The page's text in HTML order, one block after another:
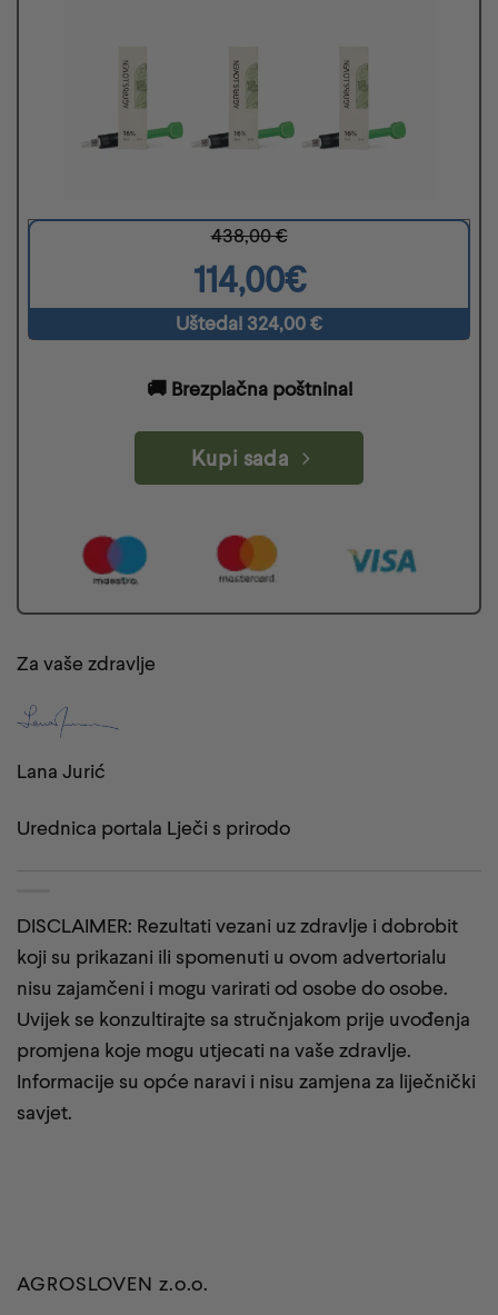
438,00 €
114,00€
Ušteda! 324,00 €
🚚Brezplačna poštnina!
Kupi sada
Za vaše zdravlje
Lana Jurić
Urednica portala Lječi s prirodo
DISCLAIMER: Rezultati vezani uz zdravlje i dobrobit
koji su prikazani ili spomenuti u ovom advertorialu
nisu zajamčeni i mogu varirati od osobe do osobe.
Uvijek se konzultirajte sa stručnjakom prije uvođenja
promjena koje mogu utjecati na vaše zdravlje.
Informacije su opće naravi i nisu zamjena za liječnički
savjet.
AGROSLOVEN z.o.o.